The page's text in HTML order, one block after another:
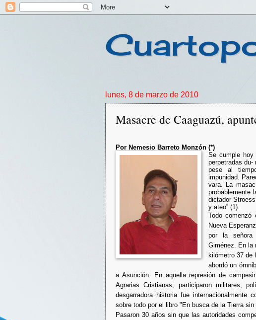
lunes, 8 de marzo de 2010
Masacre de Caaguazú,
Por Nemesio Barreto Monzón (*)
Se cumple
perpetradas du-
pese al
impunidad.
vara. La
probablemente
dictador
y ateo” (1).
Todo comenzó
Nueva
por la señora
Giménez. En la
kilómetro 37 de
abordó un
a Asunción. En aquella represión de
Agrarias Cristianas, participaron militares,
desgarradora historia fue internacionalmente
sobre todo por el libro "En busca de la Tierra sin
Pasaron 30 años sin que las autoridades